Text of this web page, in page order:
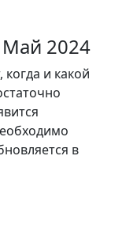
Май 2024
когда и какой
в